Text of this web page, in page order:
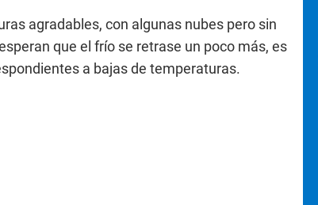
agradables, con algunas nubes pero sin
que el frío se retrase un poco más, es
a bajas de temperaturas.